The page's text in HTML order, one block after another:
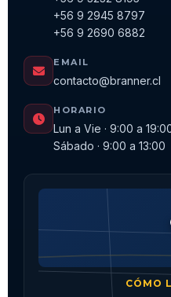
+56 9 2945 8797
+56 9 2690 6882
EMAIL
contacto@branner.cl
HORARIO
Lun a Vie · 9:00 a
Sábado · 9:00 a 13:00
CÓMO